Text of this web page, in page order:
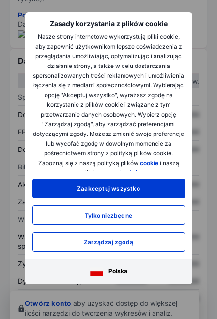
Zasady korzystania z plików cookie
Nasze strony internetowe wykorzystują pliki cookie,
aby zapewnić użytkownikom lepsze doświadczenia z
przeglądania umożliwiając, optymalizując i analizując
działanie strony, a także w celu dostarczania
spersonalizowanych treści reklamowych i umożliwienia
łączenia się z mediami społecznościowymi. Wybierając
opcję "Akceptuj wszystko", wyrażasz zgodę na
korzystanie z plików cookie i związane z tym
przetwarzanie danych osobowych. Wybierz opcję
"Zarządzaj zgodą", aby zarządzać preferencjami
dotyczącymi zgody. Możesz zmienić swoje preferencje
lub wycofać zgodę w dowolnym momencie za
pośrednictwem strony z polityką plików cookie.
Zapoznaj się z naszą polityką plików cookiei naszą
polityką
prywatności
Zaakceptuj wszystko
Tylko niezbędne
Zarządzaj zgodą
Polska
Pobierz metodologię ryzyka ESG.
Dane dostarczone przez
/
Dane finansowe
W I kw.
W II kw.
Sprawozdanie z zysków
Dochód XXXXXXX XXXXXXX
EBITDA XXXXXXX XXXXXXX
Dochód netto XXXXXXX
Bilans
Aktywa ogółem
Zadłużenie ogółem
Wskaźniki
Współczynnik cena do
sprzedaży
XXXXXXX
Zysk na akcję
Dywidenda na akcję XXXXXXX
własnego
Otwórz konto aby uzyskać dostęp do większej
ilości narzędzi do tworzenia wykresów i analiz.